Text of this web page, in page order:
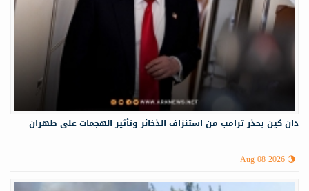
دان كين يحذر ترامب من استنزاف الذخائر وتأثير الهجمات على طهران
Aug 08 2026